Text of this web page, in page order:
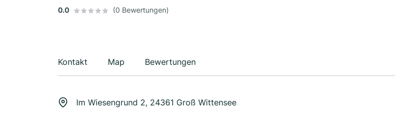
0.0 (0 Bewertungen)
Kontakt Map Bewertungen
Im Wiesengrund 2, 24361 Groß Wittensee